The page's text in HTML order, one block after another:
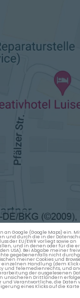
Google (Google Maps) ein.
und durch die in der
der EU/EWR vorliegt sowie an
und in denen oder für die
USA). Bei Abgabe meiner
gegebenenfalls nicht
meiner Cookies und
Handlung (dem Klick
und Telemedienrechts, und
der ausgelesenen
unsicheren Drittländern
Verantwortliche, die Daten
eines Klicks auf die Karte